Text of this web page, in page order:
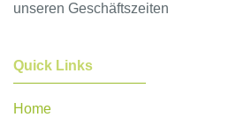
unseren Geschäftszeiten
Quick Links
Home